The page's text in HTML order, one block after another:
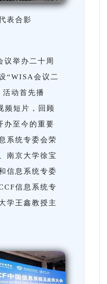
表合影
议举办二十周
“WISA会议二
动首先播
频短片，回顾
办至今的重要
系统专委会荣
南京大学徐宝
信息系统专委
信息系统专
学王鑫教授主